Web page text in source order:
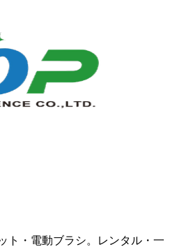
ト・電動ブラシ。レンタル・一